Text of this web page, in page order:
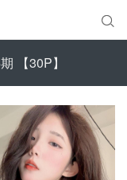

【30P】